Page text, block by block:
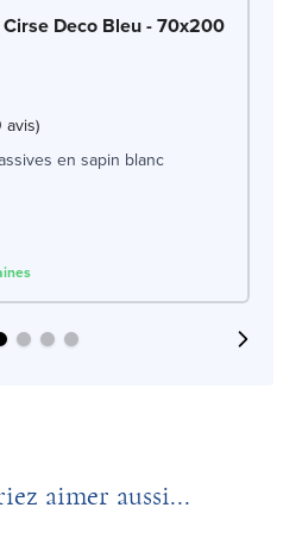
Deco Bleu - 70x200
avis
en sapin blanc
aimer aussi...